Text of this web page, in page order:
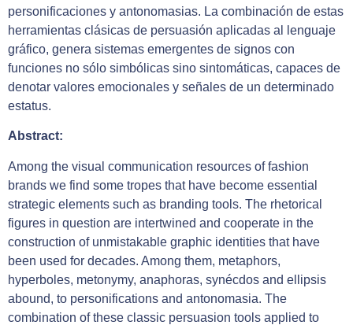
personificaciones y antonomasias. La combinación de estas
herramientas clásicas de persuasión aplicadas al lenguaje
gráfico, genera sistemas emergentes de signos con
funciones no sólo simbólicas sino sintomáticas, capaces de
denotar valores emocionales y señales de un determinado
estatus.
Abstract:
Among the visual communication resources of fashion
brands we find some tropes that have become essential
strategic elements such as branding tools. The rhetorical
figures in question are intertwined and cooperate in the
construction of unmistakable graphic identities that have
been used for decades. Among them, metaphors,
hyperboles, metonymy, anaphoras, synécdos and ellipsis
abound, to personifications and antonomasia. The
combination of these classic persuasion tools applied to